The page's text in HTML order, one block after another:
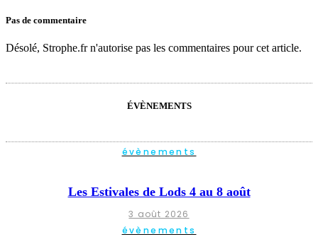
Pas de commentaire
Désolé, Strophe.fr n'autorise pas les commentaires pour cet article.
ÉVÈNEMENTS
évènements
Les Estivales de Lods 4 au 8 août
3 août 2026
évènements